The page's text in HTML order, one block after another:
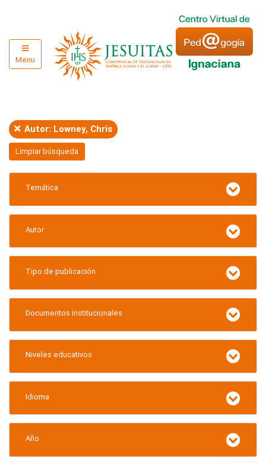
Menu
Autor: Lowney, Chris
Limpiar búsqueda
Temática
Autor
Tipo de publicación
Documentos institucionales
Niveles educativos
Idioma
Año